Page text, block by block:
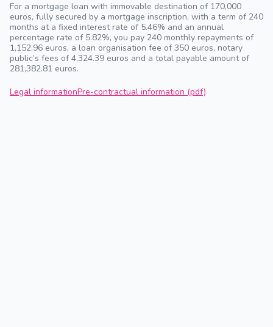
For a mortgage loan with immovable destination of 170,000
euros, fully secured by a mortgage inscription, with a term of 240
months at a fixed interest rate of 5.46% and an annual
percentage rate of 5.82%, you pay 240 monthly repayments of
1,152.96 euros, a loan organisation fee of 350 euros, notary
public’s fees of 4,324.39 euros and a total payable amount of
281,382.81 euros.
Legal informationPre-contractual information (pdf)